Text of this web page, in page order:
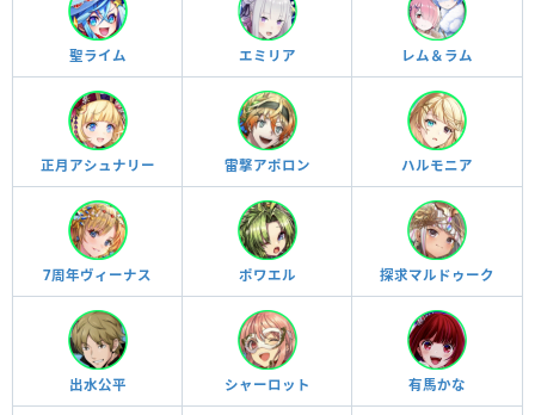
聖ライム エミリア レム＆ラム
正月アシュナリー 雷撃アポロン ハルモニア
7周年ヴィーナス ポワエル 探求マルドゥーク
出水公平 シャーロット 有馬かな